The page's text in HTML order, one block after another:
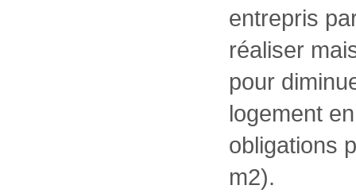
entrepris
réaliser
pour
logement
obligations
m2).